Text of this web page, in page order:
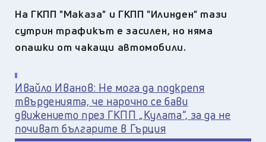
На ГКПП "Маказа" и ГКПП "Илинден" тази
сутрин трафикът е засилен, но няма
опашки от чакащи автомобили.
Ивайло Иванов: Не мога да подкрепя
твърденията, че нарочно се бави
движението през ГКПП „Кулата“, за да не
почиват българите в Гърция